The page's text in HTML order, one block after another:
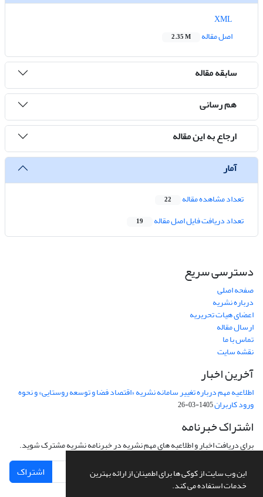
این وب سایت از کوکی ها برای اطمینان از ارائه بهترین
خدمات استفاده می کند.
اصل مقاله
2.35 M
سابقه مقاله
هم رسانی
ارجاع به این مقاله
آمار
تعداد مشاهده مقاله 22
تعداد دریافت فایل اصل مقاله 19
دسترسی سریع
صفحه اصلی
درباره نشریه
اعضای هیات تحریریه
ارسال مقاله
تماس با ما
نقشه سایت
آخرین اخبار
اطلاعیه مهم درباره تغییر سامانه نشریه «اقتصاد فضا و توسعه روستایی» و نحوه
ورود کاربران1405-03-26
اشتراک خبرنامه
برای دریافت اخبار و اطلاعیه های مهم نشریه در خبرنامه نشریه مشترک شوید.
اشتراک